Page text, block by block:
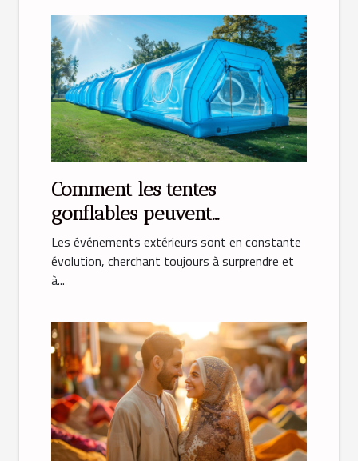
Comment les tentes
gonflables peuvent
transformer vos événements
Les événements extérieurs sont en constante
évolution, cherchant toujours à surprendre et
à...